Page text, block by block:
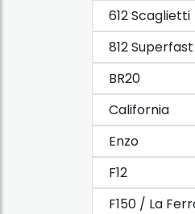
612 Scaglietti
812 Superfast
BR20
California
Enzo
F12
F150 / La